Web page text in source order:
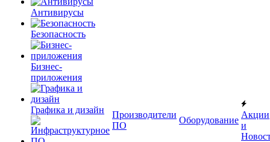
Антивирусы
Безопасность
Бизнес-
приложения
Графика и дизайн
Производители
ПО
Оборудование
Акции
и